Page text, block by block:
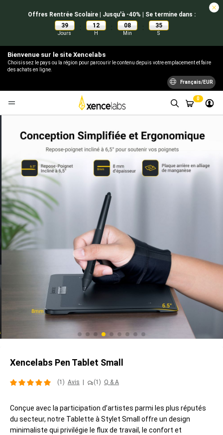
Offres Rentrée Scolaire | Jusqu'à -40% | Se termine dans :
39
Jours
: 12
H
: 08
Min
: 34
S
Bienvenue sur le site Xencelabs
Choisissez le pays ou la région pour parcourir le contenu depuis votre emplacement et faire
des achats en ligne.
Français/EUR
0
Xencelabs Pen Tablet Small
(1) Avis (1) Q & A
Conçue avec la participation d’artistes parmi les plus réputés
du secteur, notre Tablette à Stylet Small offre un design
minimaliste qui privilégie le flux de travail, le confort et